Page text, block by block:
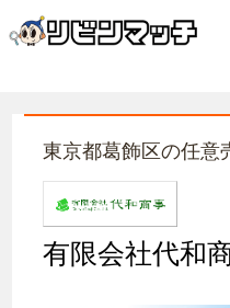
東京都葛飾区の任意
有限会社代和